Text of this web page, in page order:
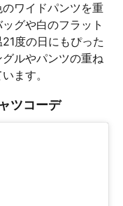
ワイドパンツを重
グや白のフラット
度の日にもぴった
ルやパンツの重ね
ます。
ツコーデ